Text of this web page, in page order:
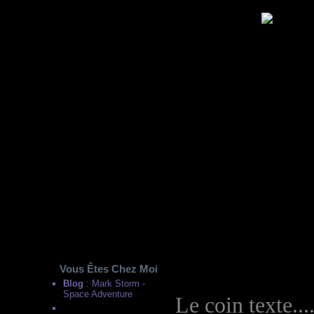
Vous Êtes Chez Moi
Blog : Mark Storm -
Space Adventure
Le coin texte....